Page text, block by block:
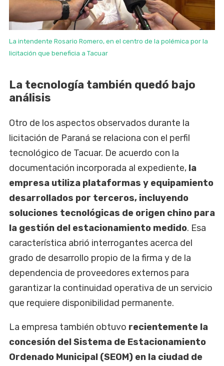
La intendente Rosario Romero, en el centro de la polémica por la
licitación que beneficia a Tacuar
La tecnología también quedó bajo
análisis
Otro de los aspectos observados durante la
licitación de Paraná se relaciona con el perfil
tecnológico de Tacuar. De acuerdo con la
documentación incorporada al expediente, la
empresa utiliza plataformas y equipamiento
desarrollados por terceros, incluyendo
soluciones tecnológicas de origen chino para
la gestión del estacionamiento medido. Esa
característica abrió interrogantes acerca del
grado de desarrollo propio de la firma y de la
dependencia de proveedores externos para
garantizar la continuidad operativa de un servicio
que requiere disponibilidad permanente.
La empresa también obtuvo recientemente la
concesión del Sistema de Estacionamiento
Ordenado Municipal (SEOM) en la ciudad de